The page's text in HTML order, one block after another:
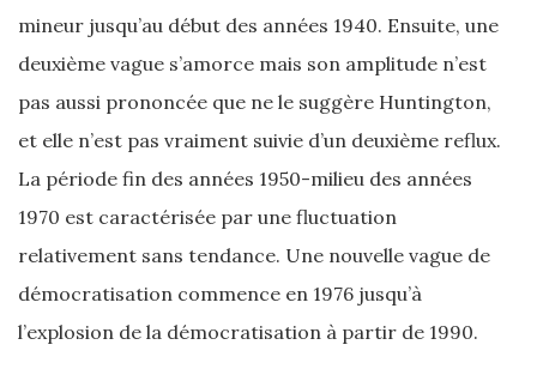
mineur jusqu’au début des années 1940. Ensuite, une
deuxième vague s’amorce mais son amplitude n’est
pas aussi prononcée que ne le suggère Huntington,
et elle n’est pas vraiment suivie d’un deuxième reflux.
La période fin des années 1950-milieu des années
1970 est caractérisée par une fluctuation
relativement sans tendance. Une nouvelle vague de
démocratisation commence en 1976 jusqu’à
l’explosion de la démocratisation à partir de 1990.